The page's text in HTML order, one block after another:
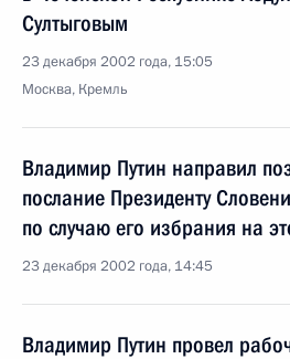
Султыговым
23 декабря 2002 года, 15:05
Москва, Кремль
Владимир Путин направил
послание Президенту
по случаю его избрания на
23 декабря 2002 года, 14:45
Владимир Путин провел